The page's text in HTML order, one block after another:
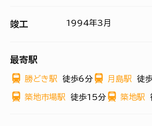
竣工 1994年3月
最寄駅
勝どき駅 徒歩6分 月島駅 徒
築地市場駅 徒歩15分 築地駅